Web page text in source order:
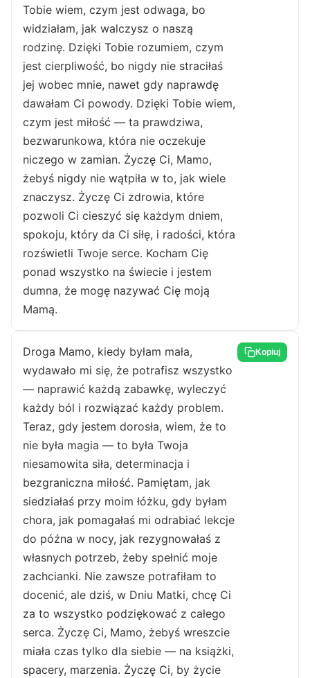
Tobie wiem, czym jest odwaga, bo
widziałam, jak walczysz o naszą
rodzinę. Dzięki Tobie rozumiem, czym
jest cierpliwość, bo nigdy nie straciłaś
jej wobec mnie, nawet gdy naprawdę
dawałam Ci powody. Dzięki Tobie wiem,
czym jest miłość — ta prawdziwa,
bezwarunkowa, która nie oczekuje
niczego w zamian. Życzę Ci, Mamo,
żebyś nigdy nie wątpiła w to, jak wiele
znaczysz. Życzę Ci zdrowia, które
pozwoli Ci cieszyć się każdym dniem,
spokoju, który da Ci siłę, i radości, która
rozświetli Twoje serce. Kocham Cię
ponad wszystko na świecie i jestem
dumna, że mogę nazywać Cię moją
Mamą.
Droga Mamo, kiedy byłam mała,
wydawało mi się, że potrafisz wszystko
— naprawić każdą zabawkę, wyleczyć
każdy ból i rozwiązać każdy problem.
Teraz, gdy jestem dorosła, wiem, że to
nie była magia — to była Twoja
niesamowita siła, determinacja i
bezgraniczna miłość. Pamiętam, jak
siedziałaś przy moim łóżku, gdy byłam
chora, jak pomagałaś mi odrabiać lekcje
do późna w nocy, jak rezygnowałaś z
własnych potrzeb, żeby spełnić moje
zachcianki. Nie zawsze potrafiłam to
docenić, ale dziś, w Dniu Matki, chcę Ci
za to wszystko podziękować z całego
serca. Życzę Ci, Mamo, żebyś wreszcie
miała czas tylko dla siebie — na książki,
spacery, marzenia. Życzę Ci, by życie
Kopiuj